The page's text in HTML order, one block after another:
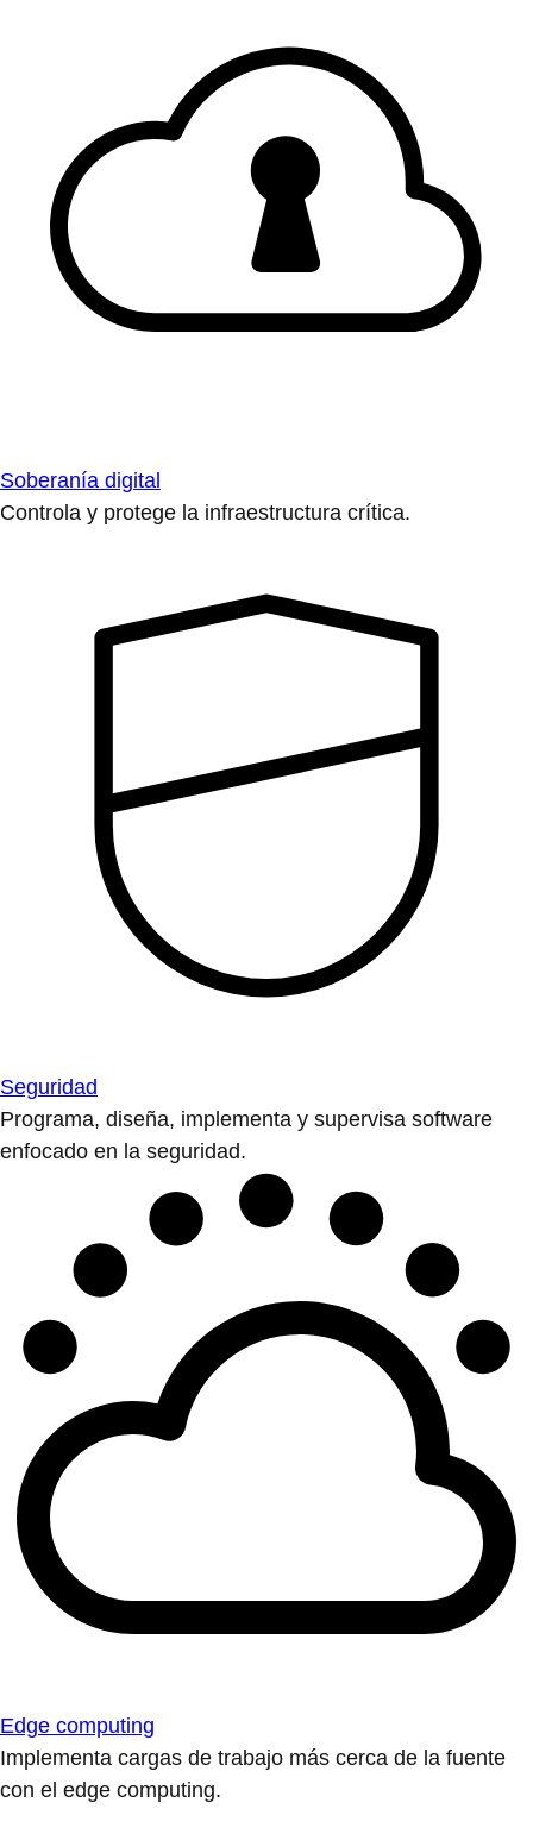
Soberanía digital
Controla y protege la infraestructura crítica.
Seguridad
Programa, diseña, implementa y supervisa software
enfocado en la seguridad.
Edge computing
Implementa cargas de trabajo más cerca de la fuente
con el edge computing.